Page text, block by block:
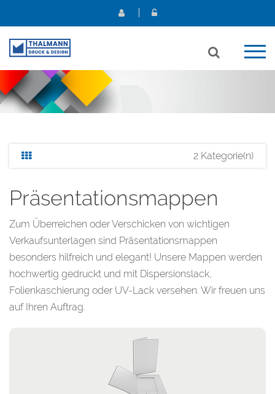
2 Kategorie(n)
Präsentationsmappen
Zum Überreichen oder Verschicken von wichtigen
Verkaufsunterlagen sind Präsentationsmappen
besonders hilfreich und elegant! Unsere Mappen werden
hochwertig gedruckt und mit Dispersionslack,
Folienkaschierung oder UV-Lack versehen. Wir freuen uns
auf Ihren Auftrag.